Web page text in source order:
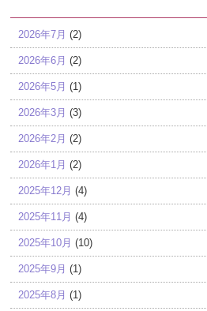
2026年7月 (2)
2026年6月 (2)
2026年5月 (1)
2026年3月 (3)
2026年2月 (2)
2026年1月 (2)
2025年12月 (4)
2025年11月 (4)
2025年10月 (10)
2025年9月 (1)
2025年8月 (1)